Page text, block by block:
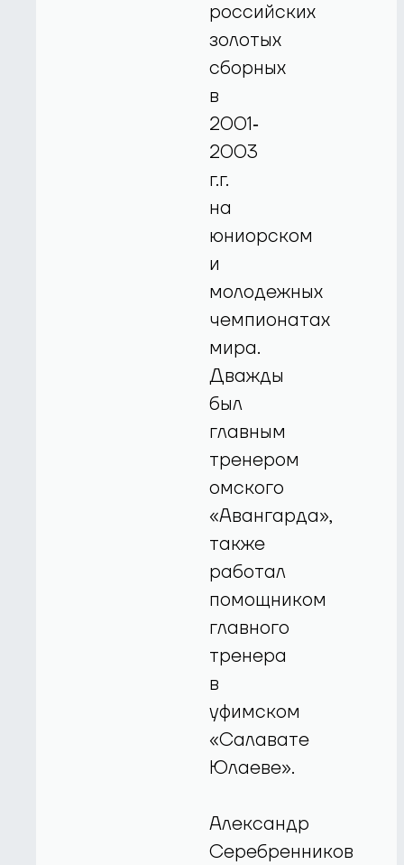
российских
золотых
сборных
в
2001‐
2003
г.г.
на
юниорском
и
молодежных
чемпионатах
мира.
Дважды
был
главным
тренером
омского
«Авангарда»,
также
работал
помощником
главного
тренера
в
уфимском
«Салавате
Юлаеве».
Александр
Серебренников